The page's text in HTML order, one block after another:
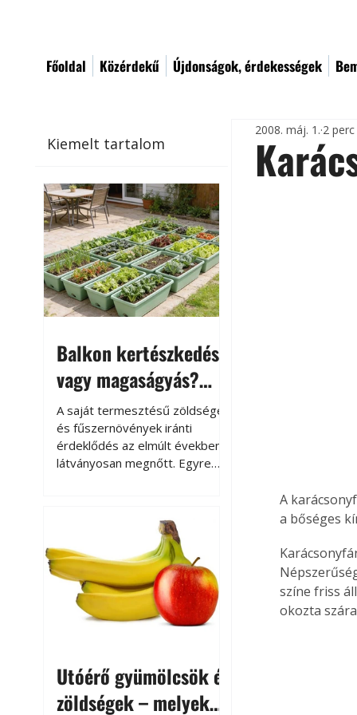
Főoldal Közérdekű Újdonságok, érdekességek
Kiemelt tartalom
Balkon kertészkedés
vagy magaságyás?
Helytakarékos
kertészkedés
A saját termesztésű zöldségek
és fűszernövények iránti
érdeklődés az elmúlt években
látványosan megnőtt. Egyre
kertészkedés sokak számára
kikapcsolódást és feltöltődést
is jelent.
Utóérő gyümölcsök és
zöldségek – melyek
2008. máj. 1. 2
A
a bőséges
színe friss
okozta